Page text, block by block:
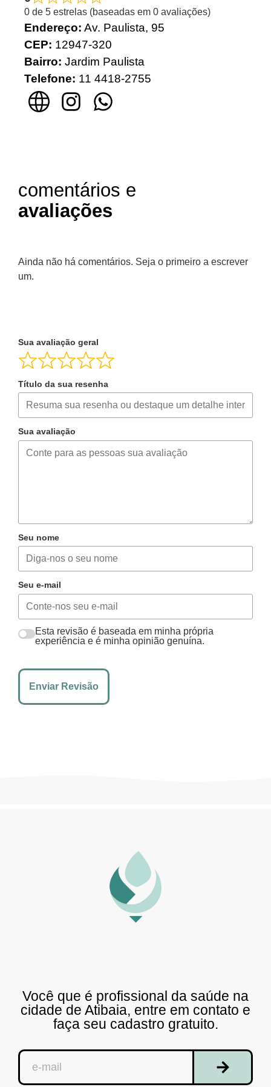
0 de 5 estrelas (baseadas em 0 avaliações)
Endereço: Av. Paulista, 95
CEP: 12947-320
Bairro: Jardim Paulista
Telefone: 11 4418-2755
comentários e
avaliações
Ainda não há comentários. Seja o primeiro a escrever
um.
Sua avaliação geral
Título da sua resenha
Sua avaliação
Seu nome
Seu e-mail
Esta revisão é baseada em minha própria
experiência e é minha opinião genuína.
Enviar Revisão
Você que é profissional da saúde na
cidade de Atibaia, entre em contato e
faça seu cadastro gratuito.